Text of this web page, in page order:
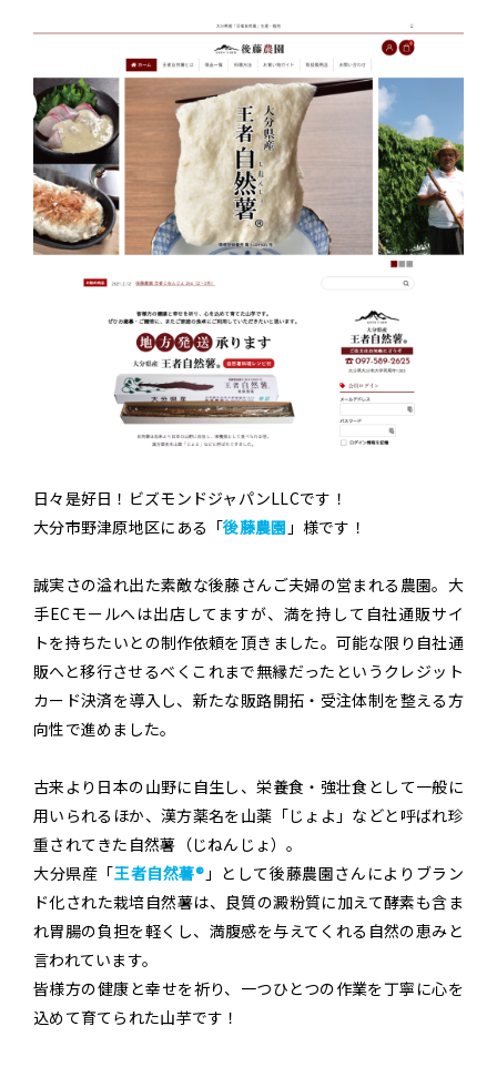
日々是好日！ビズモンドジャパンLLCです！
大分市野津原地区にある「後藤農園 」様です！
誠実さの溢れ出た素敵な後藤さんご夫婦の営まれる農園。大
手ECモールへは出店してますが、満を持して自社通販サイ
トを持ちたいとの制作依頼を頂きました。可能な限り自社通
販へと移行させるべくこれまで無縁だったというクレジット
カード決済を導入し、新たな販路開拓・受注体制を整える方
向性で進めました。
古来より日本の山野に自生し、栄養食・強壮食として一般に
用いられるほか、漢方薬名を山薬「じょよ」などと呼ばれ珍
重されてきた自然薯（じねんじょ）。
大分県産「王者自然薯® 」として後藤農園さんによりブラン
ド化された栽培自然薯は、良質の澱粉質に加えて酵素も含ま
れ胃腸の負担を軽くし、満腹感を与えてくれる自然の恵みと
言われています。
皆様方の健康と幸せを祈り、一つひとつの作業を丁寧に心を
込めて育てられた山芋です！